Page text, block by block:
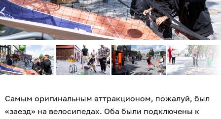
Самым оригинальным аттракционом, пожалуй, был
«заезд» на велосипедах. Оба были подключены к